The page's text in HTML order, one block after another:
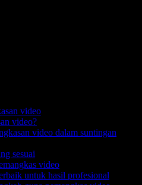
video
video?
video dalam suntingan
sesuai
video
untuk hasil profesional